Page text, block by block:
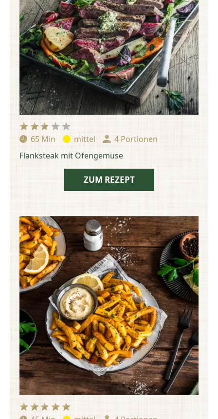
Zubereitungszeit:
65 Min Schwierigkeit:
mittel Portionen:
4 Portionen
Flanksteak mit Ofengemüse
ZUM REZEPT